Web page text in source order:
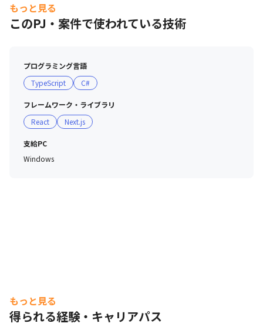
もっと見る
このPJ・案件で使われている技術
プログラミング言語
TypeScript
C#
フレームワーク・ライブラリ
React
Next.js
支給PC
Windows
もっと見る
得られる経験・キャリアパス